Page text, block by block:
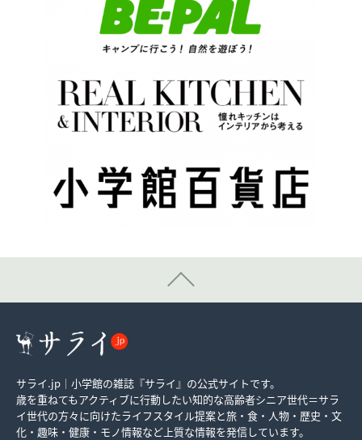
サライ.jp｜小学館の雑誌『サライ』の公式サイトです。
歳を重ねてもアクティブに行動したい知的な高齢者シニア世代＝サラ
イ世代の方々に向けたライフスタイル提案と旅・食・人物・歴史・文
化・趣味・健康・モノ情報など上質な情報を発信しています。